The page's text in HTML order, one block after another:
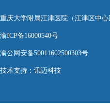
重庆大学附属江津医院（江津区中
渝ICP备16000540号
渝公网安备50011602500303号
技术支持： 讯迈科技